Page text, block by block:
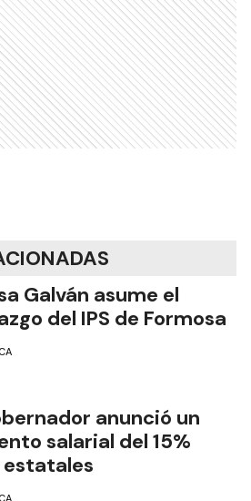
Galván asume el
del IPS de Formosa
anunció un
salarial del 15%